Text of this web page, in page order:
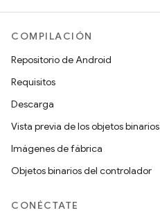
COMPILACIÓN
Repositorio de Android
Requisitos
Descarga
Vista previa de los objetos binarios
Imágenes de fábrica
Objetos binarios del controlador
CONÉCTATE